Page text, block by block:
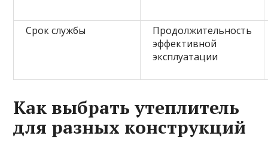
Срок службы
Продолжительность
эффективной
эксплуатации
Как выбрать утеплитель
для разных конструкций